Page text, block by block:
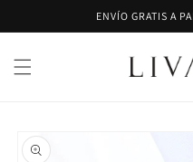
directamente
al contenido
ENVÍO GRATIS A
a la